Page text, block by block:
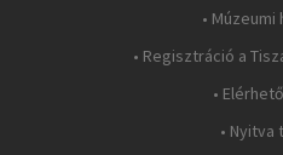
• Múzeumi
• Regisztráció a
•
• Nyitva